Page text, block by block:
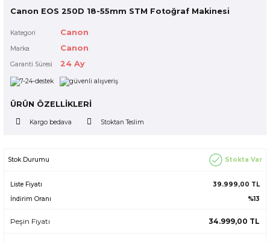
Canon EOS 250D 18-55mm STM Fotoğraf Makinesi
Kategori Canon
Marka Canon
Garanti Süresi 24 Ay
ÜRÜN ÖZELLİKLERİ
Kargo bedava Stoktan Teslim
Stok Durumu Stokta Var
Liste Fiyatı
39.999,00 TL
İndirim Oranı
%13
Peşin Fiyatı 34.999,00 TL